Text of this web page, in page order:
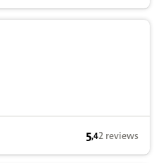
5,4 op basis
5,42 reviews